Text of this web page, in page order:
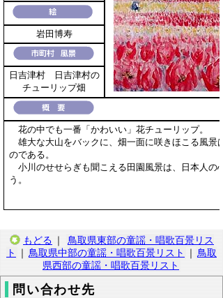
岩田博寿
日吉津村 日吉津村の
チューリップ畑
花の中でも一番「かわいい」花チューリップ。
雄大な大山をバックに、畑一面に咲きほこる風景
のである。
小川のせせらぎも聞こえる田園風景は、日本人の
う。
もどる ｜
鳥取県東部の童謡・唱歌百景リス
ト
｜ 鳥取県中部の童謡・唱歌百景リスト ｜ 鳥取
県西部の童謡・唱歌百景リスト
問い合わせ先